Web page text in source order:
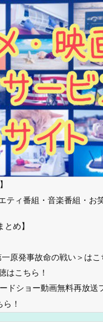
ィ番組・音楽番組・
とめ】
原発事故命の戦い＞はこ
はこちら！
ドショー動画無料再放送
！